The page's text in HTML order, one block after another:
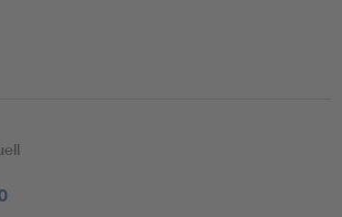
Industrieautomatisierung